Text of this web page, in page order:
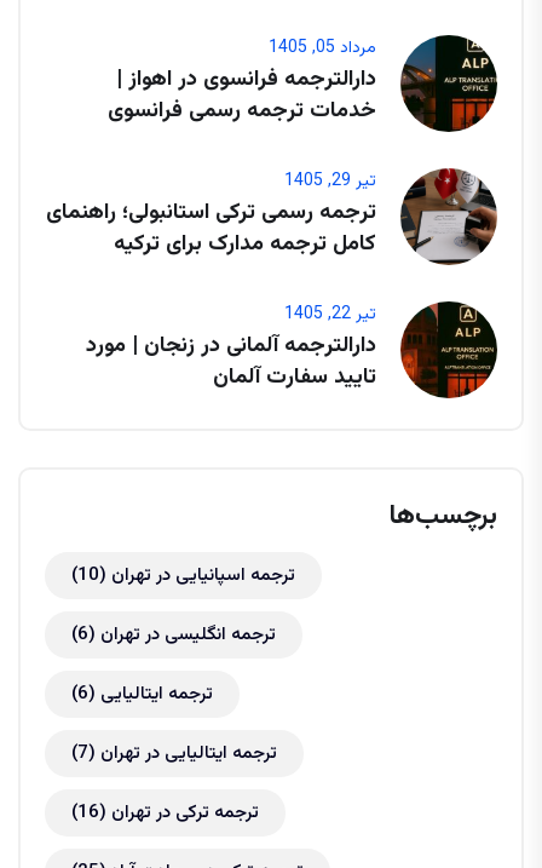
مرداد 05, 1405
دارالترجمه فرانسوی در اهواز |
خدمات ترجمه رسمی فرانسوی
تیر 29, 1405
ترجمه رسمی ترکی استانبولی؛ راهنمای
کامل ترجمه مدارک برای ترکیه
تیر 22, 1405
دارالترجمه آلمانی در زنجان | مورد
تایید سفارت آلمان
برچسب‌ها
ترجمه اسپانیایی در تهران (10)
ترجمه انگلیسی در تهران (6)
ترجمه ایتالیایی (6)
ترجمه ایتالیایی در تهران (7)
ترجمه ترکی در تهران (16)